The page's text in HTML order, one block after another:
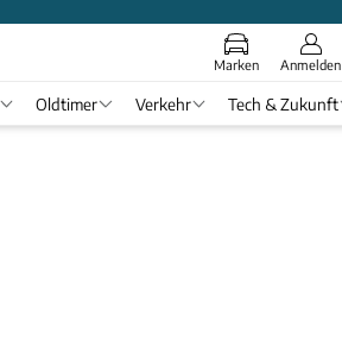
Marken Anmelden
Oldtimer Verkehr Tech & Zukunft